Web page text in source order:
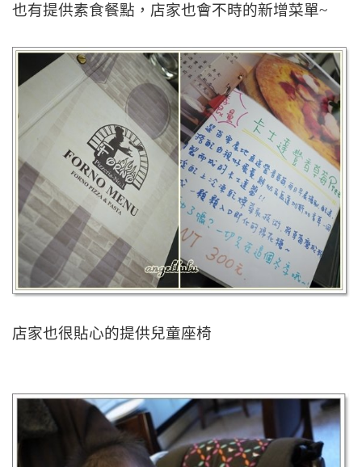
也有提供素食餐點，店家也會不時的新增菜單~
店家也很貼心的提供兒童座椅